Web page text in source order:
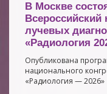
В Москве
лучевых
«Радиология
Опубликована
национального
«Радиология — 2026»